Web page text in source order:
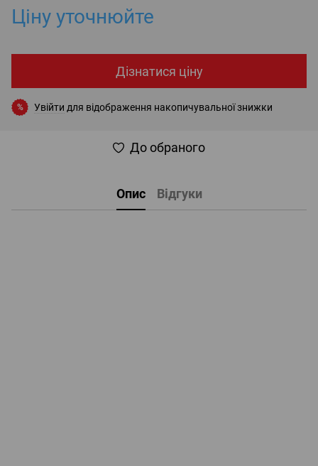
Ціну уточнюйте
Дізнатися ціну
% Увійти для відображення накопичувальної знижки
До обраного
Опис Відгуки